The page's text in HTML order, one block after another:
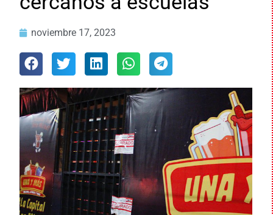
noviembre 17, 2023